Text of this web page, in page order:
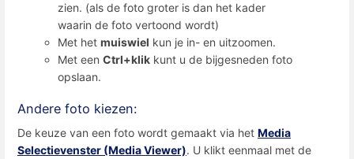
zien. (als de foto groter is dan het kader
waarin de foto vertoond wordt)
Met hetmuiswiel kun je in- en uitzoomen.
Met eenCtrl+klik kunt u de bijgesneden foto
opslaan.
Andere foto kiezen:
De keuze van een foto wordt gemaakt via het Media
Selectievenster (Media Viewer). U klikt eenmaal met de